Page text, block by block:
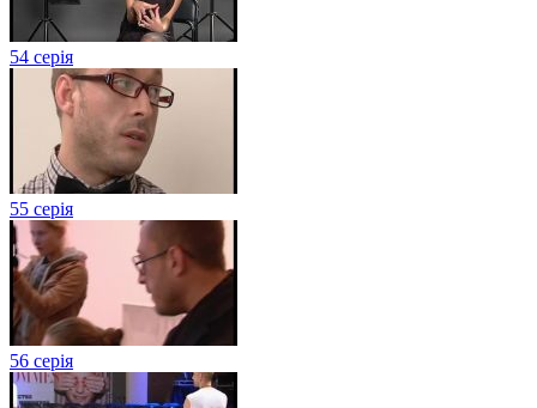
54 серія
55 серія
56 серія